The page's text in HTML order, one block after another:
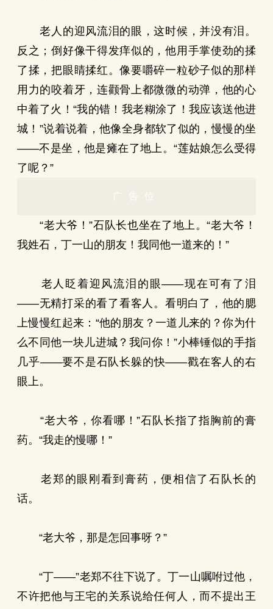
老人的迎风流泪的眼，这时候，并没有泪。
反之；倒好像干得发痒似的，他用手掌使劲的揉
了揉，把眼睛揉红。像要嚼碎一粒砂子似的那样
用力的咬着牙，连颧骨上都微微的动弹，他的心
中着了火！“我的错！我老糊涂了！我应该送他进
城！”说着说着，他像全身都软了似的，慢慢的坐
——不是坐，他是瘫在了地上。“莲姑娘怎么受得
了呢？”
广告位
“老大爷！”石队长也坐在了地上。“老大爷！
我姓石，丁一山的朋友！我同他一道来的！”
老人眨着迎风流泪的眼——现在可有了泪
——无精打采的看了看客人。看明白了，他的腮
上慢慢红起来：“他的朋友？一道儿来的？你为什
么不同他一块儿进城？我问你！”小棒锤似的手指
几乎——要不是石队长躲的快——戳在客人的右
眼上。
“老大爷，你看哪！”石队长指了指胸前的膏
药。“我走的慢哪！”
老郑的眼刚看到膏药，便相信了石队长的
话。
“老大爷，那是怎回事呀？”
“丁——”老郑不往下说了。丁一山嘱咐过他，
不许把他与王宅的关系说给任何人，而不提出王